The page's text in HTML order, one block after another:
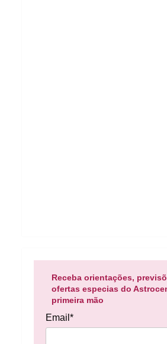
Receba orientações,
ofertas especias do
primeira mão
Email*